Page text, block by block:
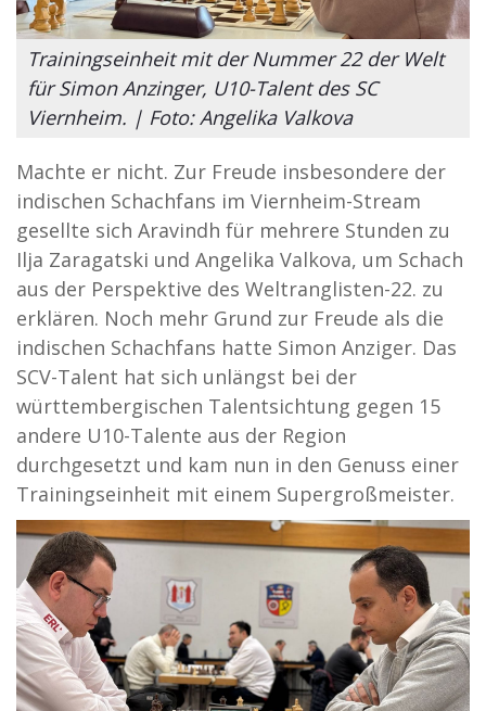
Trainingseinheit mit der Nummer 22 der Welt
für Simon Anzinger, U10-Talent des SC
Viernheim. | Foto: Angelika Valkova
Machte er nicht. Zur Freude insbesondere der
indischen Schachfans im Viernheim-Stream
gesellte sich Aravindh für mehrere Stunden zu
Ilja Zaragatski und Angelika Valkova, um Schach
aus der Perspektive des Weltranglisten-22. zu
erklären. Noch mehr Grund zur Freude als die
indischen Schachfans hatte Simon Anziger. Das
SCV-Talent hat sich unlängst bei der
württembergischen Talentsichtung gegen 15
andere U10-Talente aus der Region
durchgesetzt und kam nun in den Genuss einer
Trainingseinheit mit einem Supergroßmeister.